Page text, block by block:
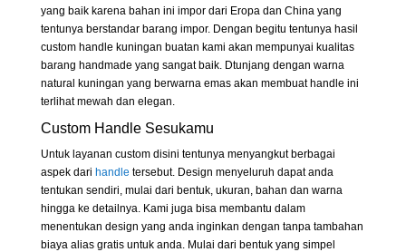
yang baik karena bahan ini impor dari Eropa dan China yang
tentunya berstandar barang impor. Dengan begitu tentunya hasil
custom handle kuningan buatan kami akan mempunyai kualitas
barang handmade yang sangat baik. Dtunjang dengan warna
natural kuningan yang berwarna emas akan membuat handle ini
terlihat mewah dan elegan.
Custom Handle Sesukamu
Untuk layanan custom disini tentunya menyangkut berbagai
aspek dari handle tersebut. Design menyeluruh dapat anda
tentukan sendiri, mulai dari bentuk, ukuran, bahan dan warna
hingga ke detailnya. Kami juga bisa membantu dalam
menentukan design yang anda inginkan dengan tanpa tambahan
biaya alias gratis untuk anda. Mulai dari bentuk yang simpel